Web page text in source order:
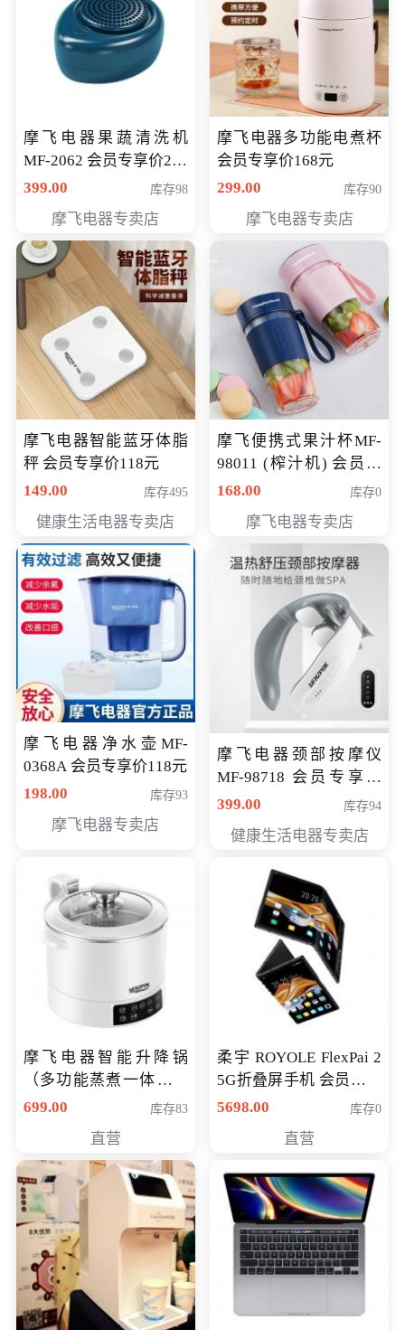
摩飞电器果蔬清洗机
MF-2062 会员专享价268
元
399.00 库存98
摩飞电器专卖店
摩飞电器多功能电煮杯
会员专享价168元
299.00
库存90
摩飞电器专卖店
摩飞电器智能蓝牙体脂
秤 会员专享价118元
149.00
库存495
健康生活电器专卖店
摩飞便携式果汁杯MF-
98011 (榨汁机) 会员专
享价138元
168.00 库存0
摩飞电器专卖店
摩飞电器净水壶MF-
0368A 会员专享价118元
198.00
库存93
摩飞电器专卖店
摩飞电器颈部按摩仪
MF-98718 会员专享价
299元
399.00 库存94
健康生活电器专卖店
摩飞电器智能升降锅
（多功能蒸煮一体锅）
（智能升降养生锅） 会
699.00 库存83
直营
柔宇 ROYOLE FlexPai 2
5G折叠屏手机 会员专享
购买价格 4998元
5698.00 库存0
直营